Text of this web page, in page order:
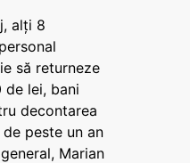
alți 8
să returneze
de lei, bani
decontarea
peste un an
Marian